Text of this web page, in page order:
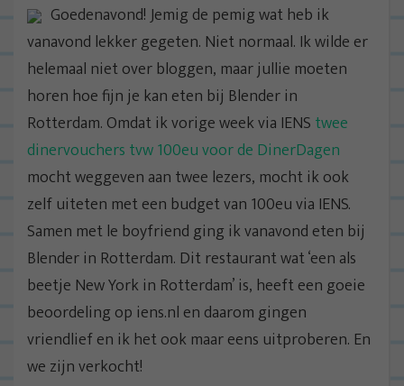
Goedenavond! Jemig de pemig wat heb ik
vanavond lekker gegeten. Niet normaal. Ik wilde er
helemaal niet over bloggen, maar jullie moeten
horen hoe fijn je kan eten bij Blender in
Rotterdam. Omdat ik vorige week via IENS twee
dinervouchers tvw 100eu voor de DinerDagen
mocht weggeven aan twee lezers, mocht ik ook
zelf uiteten met een budget van 100eu via IENS.
Samen met le boyfriend ging ik vanavond eten bij
Blender in Rotterdam. Dit restaurant wat ‘een als
beetje New York in Rotterdam’ is, heeft een goeie
beoordeling op iens.nl en daarom gingen
vriendlief en ik het ook maar eens uitproberen. En
we zijn verkocht!